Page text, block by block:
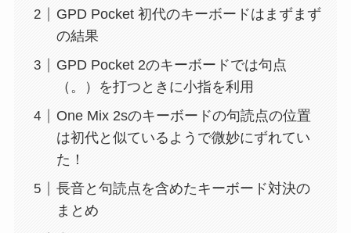
GPD Pocket 初代のキーボードはまずまず
の結果
GPD Pocket 2のキーボードでは句点
（。）を打つときに小指を利用
One Mix 2sのキーボードの句読点の位置
は初代と似ているようで微妙にずれてい
た！
長音と句読点を含めたキーボード対決の
まとめ